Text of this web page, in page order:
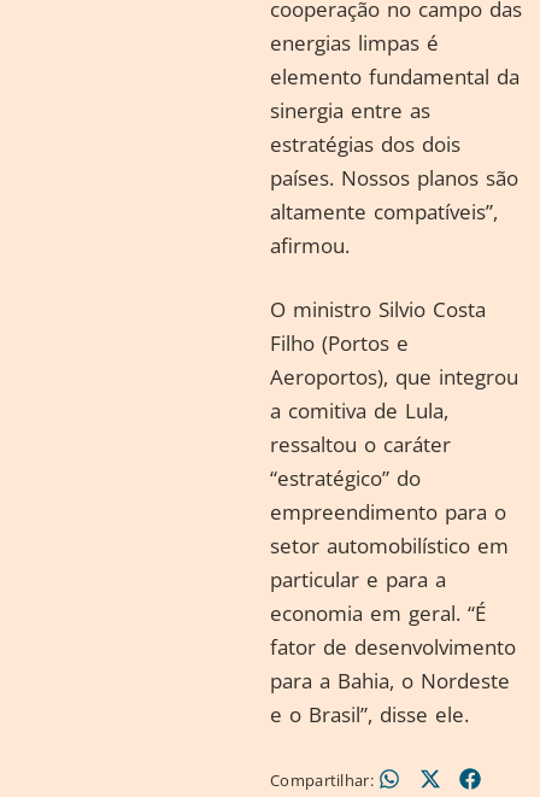
cooperação no campo das
energias limpas é
elemento fundamental da
sinergia entre as
estratégias dos dois
países. Nossos planos são
altamente compatíveis”,
afirmou.
O ministro Silvio Costa
Filho (Portos e
Aeroportos), que integrou
a comitiva de Lula,
ressaltou o caráter
“estratégico” do
empreendimento para o
setor automobilístico em
particular e para a
economia em geral. “É
fator de desenvolvimento
para a Bahia, o Nordeste
e o Brasil”, disse ele.
Compartilhar: